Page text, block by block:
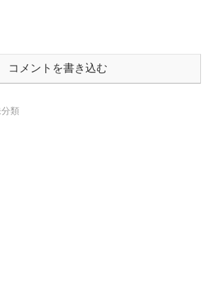
コメントを書き込む
類